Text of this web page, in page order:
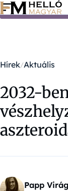
Ugrás a
Hírek Aktuális
2032-
Papp Virág